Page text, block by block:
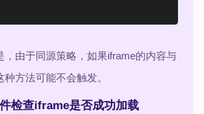
，由于同源策略，如果iframe的内容与
方法可能不会触发。
检查iframe是否成功加载